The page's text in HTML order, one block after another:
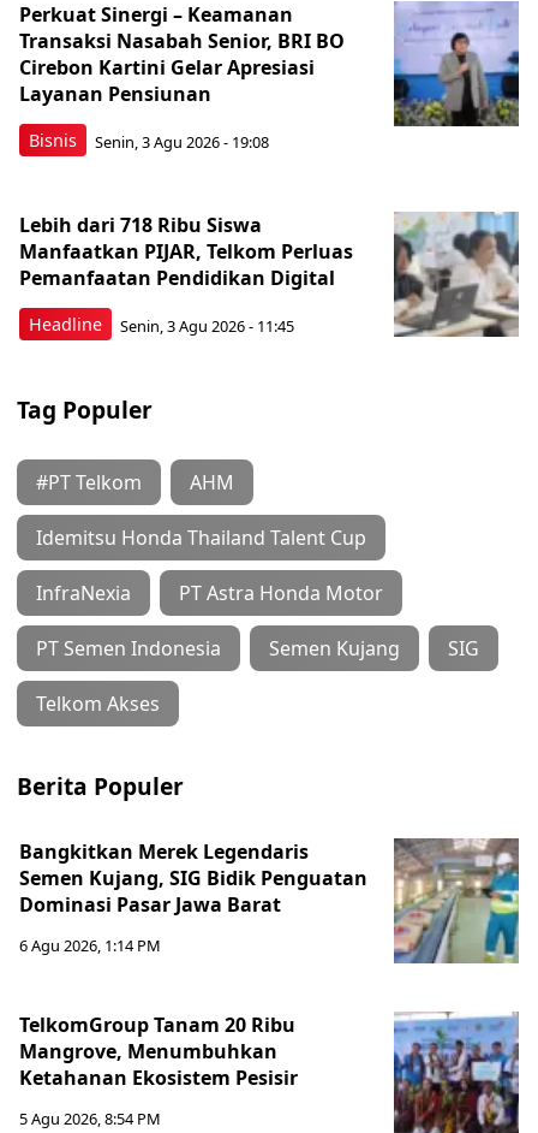
Bisnis
Perkuat Sinergi – Keamanan
Transaksi Nasabah Senior, BRI BO
Cirebon Kartini Gelar Apresiasi
Layanan Pensiunan
Senin, 3 Agu 2026 - 19:08
Headline
Lebih dari 718 Ribu Siswa
Manfaatkan PIJAR, Telkom Perluas
Pemanfaatan Pendidikan Digital
Senin, 3 Agu 2026 - 11:45
Tag Populer
#PT Telkom AHM
Idemitsu Honda Thailand Talent Cup
InfraNexia PT Astra Honda Motor
PT Semen Indonesia Semen Kujang SIG
Telkom Akses
Berita Populer
Bangkitkan Merek Legendaris
Semen Kujang, SIG Bidik Penguatan
Dominasi Pasar Jawa Barat
6 Agu 2026, 1:14 PM
TelkomGroup Tanam 20 Ribu
Mangrove, Menumbuhkan
Ketahanan Ekosistem Pesisir
5 Agu 2026, 8:54 PM